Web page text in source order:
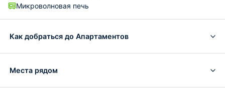
Микроволновая печь
Как добраться до Апартаментов
Места рядом